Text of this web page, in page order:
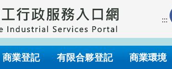
:::
商業登記 有限合夥登記 商業環境